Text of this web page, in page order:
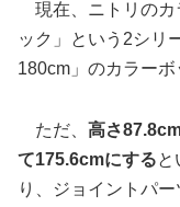
現在、ニトリの
ック」という2シリ
180cm」のカラーボ
ただ、 高さ
て175.6cmにすると
り、ジョイントパ